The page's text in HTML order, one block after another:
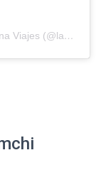
Una publicación compartida de Lady Avellana Viajes (@ladyavellanaviajes)